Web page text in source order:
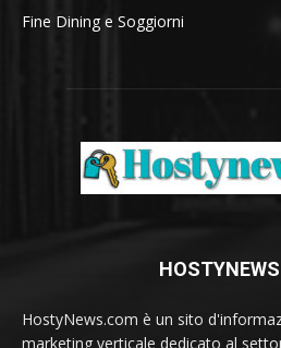
Fine Dining e Soggiorni
HostyNews.com è un sito
marketing verticale dedicato al